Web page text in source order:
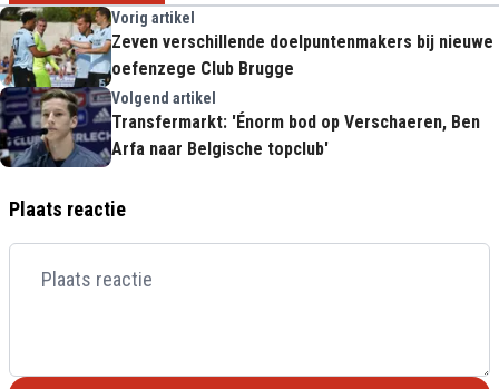
Vorig artikel
Zeven verschillende doelpuntenmakers bij nieuwe
oefenzege Club Brugge
Volgend artikel
Transfermarkt: 'Énorm bod op Verschaeren, Ben
Arfa naar Belgische topclub'
Plaats reactie